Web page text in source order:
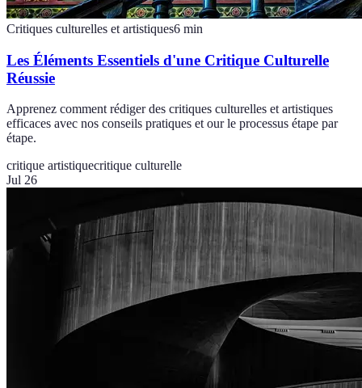
Critiques culturelles et artistiques6 min
Les Éléments Essentiels d'une Critique Culturelle
Réussie
Apprenez comment rédiger des critiques culturelles et artistiques
efficaces avec nos conseils pratiques et our le processus étape par
étape.
critique artistiquecritique culturelle
Jul 26